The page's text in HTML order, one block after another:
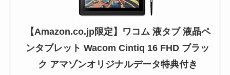
【Amazon.co.jp限定】ワコム 液タブ 液晶ペ
ンタブレット Wacom Cintiq 16 FHD ブラッ
ク アマゾンオリジナルデータ特典付き